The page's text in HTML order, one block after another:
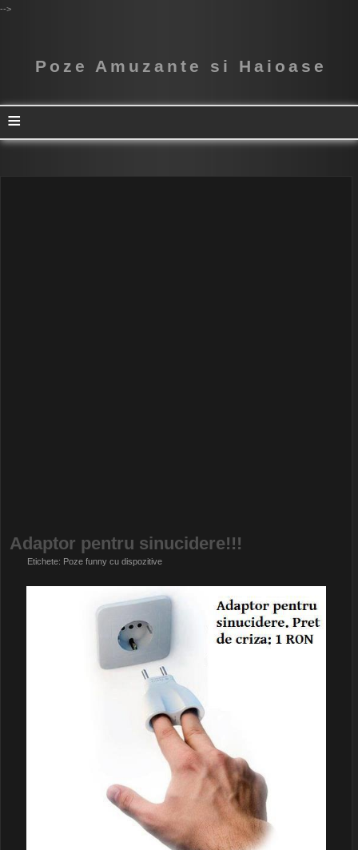
-->
Poze Amuzante si Haioase
≡
Adaptor pentru sinucidere!!!
Etichete: Poze funny cu dispozitive